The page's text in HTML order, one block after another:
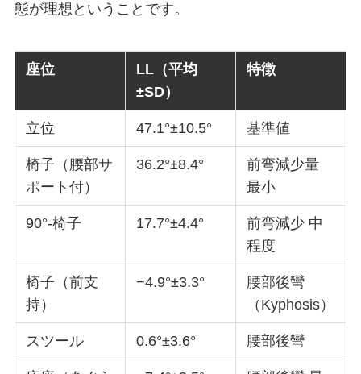
態が理想ということです。
座位
LL（平均
±SD）
特徴
立位 47.1°±10.5° 基準値
椅子（腰部サ
ポート付）
36.2°±8.4°
前弯減少量
最小
90°-椅子 17.7°±4.4°
前弯減少 中
程度
椅子（前支
持）
−4.9°±3.3°
腰部後彎
（Kyphosis）
スツール 0.6°±3.6° 腰部後彎